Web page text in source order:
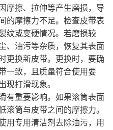
摩擦、拉伸等产生磨损，导
的摩擦力不足。检查皮带表
纹或变硬情况。若磨损较
、油污等杂质，恢复其表面
更换新皮带。更换时，要确
一致，且质量符合使用要
现打滑现象。
重要影响。如果滚筒表面
滚筒与皮带之间的摩擦力。
用专用清洁剂去除油污，用